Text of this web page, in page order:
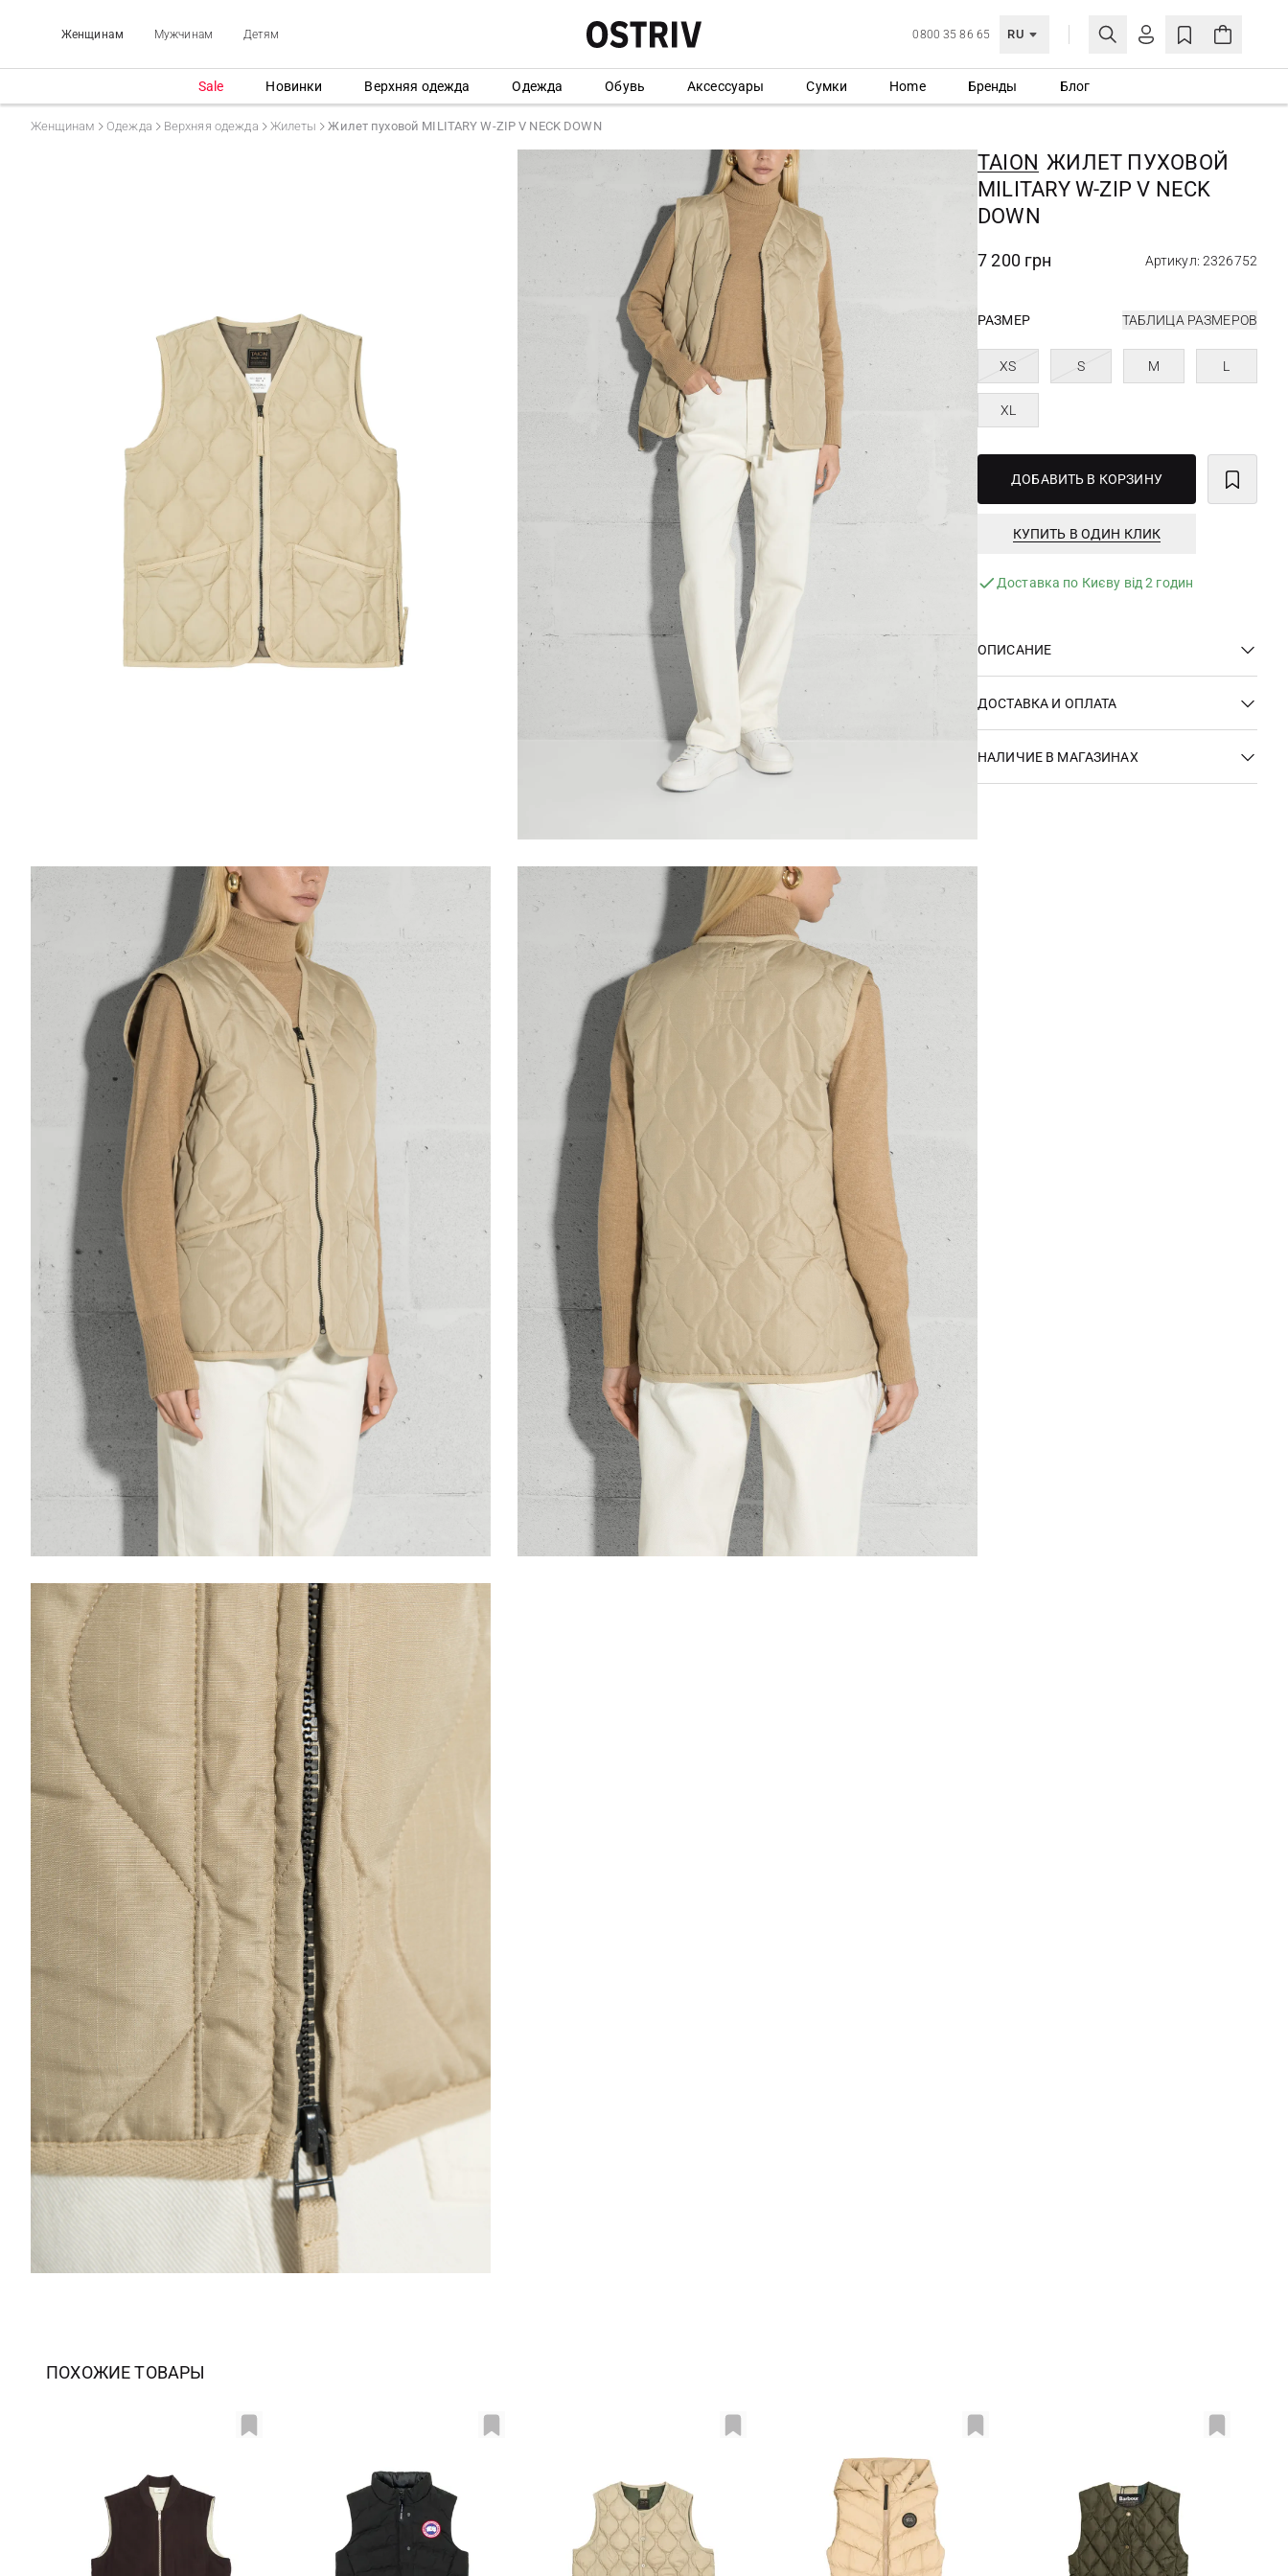
Женщинам Мужчинам Детям 0800 35 86 65 RU
ЛИЧНЫЙ КАБИНЕТ
Еще не зарегистрированы?
СОЗДАТЬ УЧЕТНУЮ ЗАПИСЬ
Sale Новинки Верхняя одежда Одежда Обувь Аксессуары Сумки Home Бренды Блог
Женщинам Одежда Верхняя одежда Жилеты Жилет пуховой MILITARY W-ZIP V NECK DOWN
TAION ЖИЛЕТ ПУХОВОЙ
MILITARY W-ZIP V NECK
DOWN
7 200 грн Артикул: 2326752
РАЗМЕР ТАБЛИЦА РАЗМЕРОВ
XS S M L
XL
ДОБАВИТЬ В КОРЗИНУ
КУПИТЬ В ОДИН КЛИК
Доставка по Києву від 2 годин
ОПИСАНИЕ
ДОСТАВКА И ОПЛАТА
НАЛИЧИЕ В МАГАЗИНАХ
ПОХОЖИЕ ТОВАРЫ